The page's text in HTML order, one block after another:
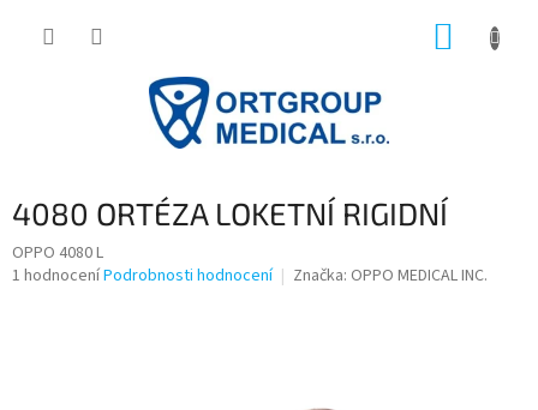
4080 ORTÉZA LOKETNÍ RIGIDNÍ
OPPO 4080 L
Průměrné
1 hodnoceníPodrobnosti hodnocení Značka: OPPO MEDICAL INC.